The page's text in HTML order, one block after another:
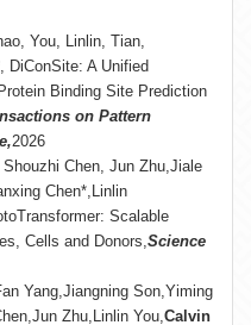
You, Linlin, Tian,
, DiConSite: A Unified
Binding Site Prediction
on Pattern
2026
Chen, Jun Zhu,Jiale
Chen*,Linlin
Scalable
Cells and Donors,Science
Yang,Jiangning Son,Yiming
Zhu,Linlin You,Calvin